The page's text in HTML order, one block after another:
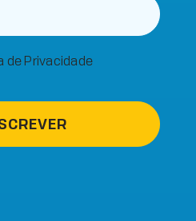
de Privacidade